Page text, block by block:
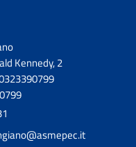
Kennedy, 2